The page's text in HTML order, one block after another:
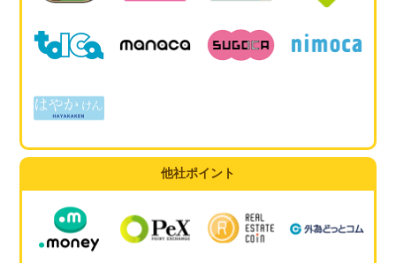
他社ポイント